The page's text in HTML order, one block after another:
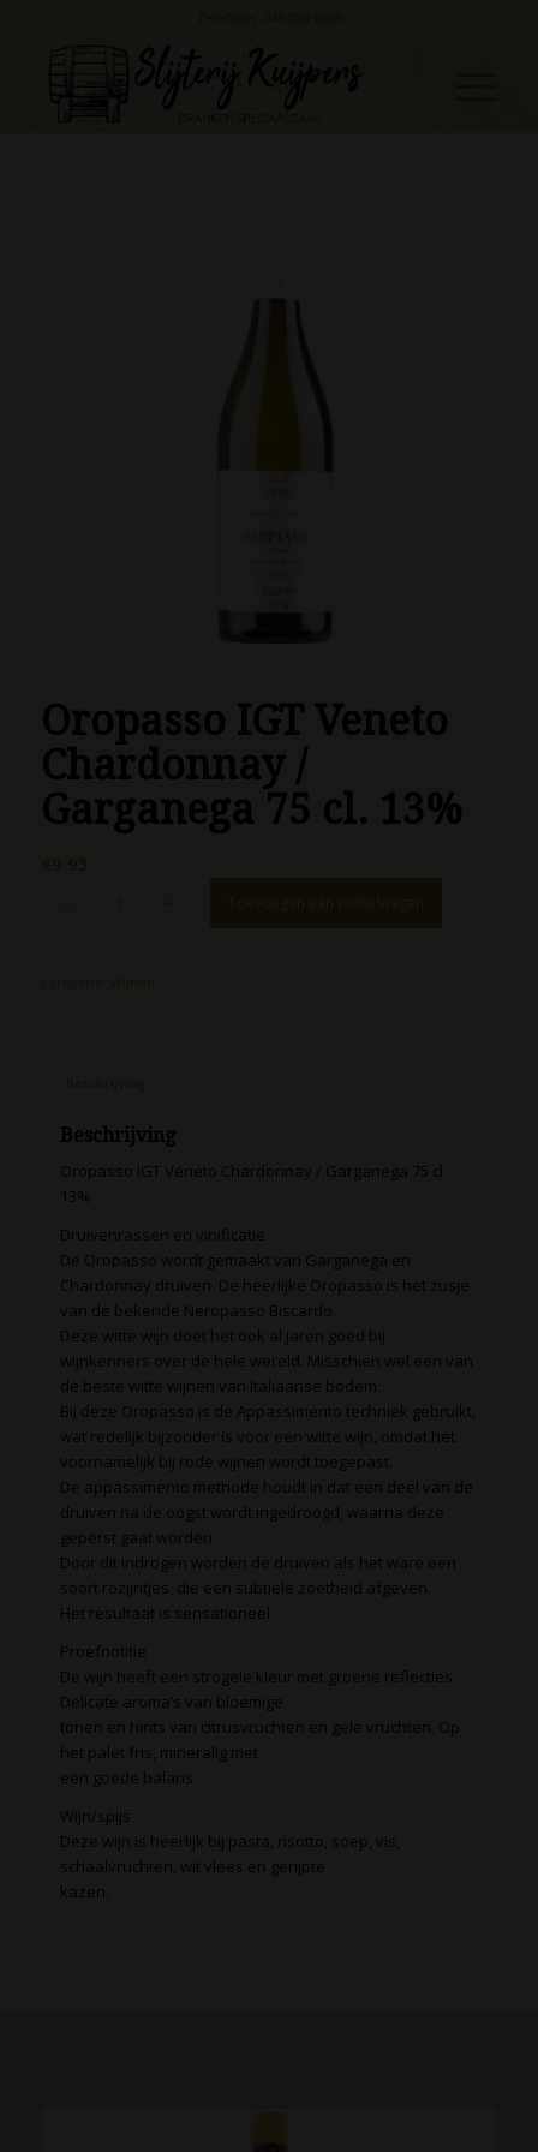
Oropasso IGT Veneto
Chardonnay /
Garganega 75 cl. 13%
Beschrijving
Oropasso IGT Veneto Chardonnay / Garganega 75 cl.
13%
Druivenrassen en vinificatie
De Oropasso wordt gemaakt van Garganega en
Chardonnay druiven. De heerlijke Oropasso is het zusje
van de bekende Neropasso Biscardo.
Deze witte wijn doet het ook al jaren goed bij
wijnkenners over de hele wereld. Misschien wel een van
de beste witte wijnen van Italiaanse bodem.
Bij deze Oropasso is de Appassimento techniek gebruikt,
wat redelijk bijzonder is voor een witte wijn, omdat het
voornamelijk bij rode wijnen wordt toegepast.
De appassimento methode houdt in dat een deel van de
druiven na de oogst wordt ingedroogd, waarna deze
geperst gaat worden.
Door dit indrogen worden de druiven als het ware een
soort rozijntjes, die een subtiele zoetheid afgeven.
Het resultaat is sensationeel.
Proefnotitie
De wijn heeft een strogele kleur met groene reflecties.
Delicate aroma’s van bloemige
tonen en hints van citrusvruchten en gele vruchten. Op
het palet fris, mineralig met
een goede balans.
Wijn/spijs
Deze wijn is heerlijk bij pasta, risotto, soep, vis,
schaalvruchten, wit vlees en gerijpte
kazen.